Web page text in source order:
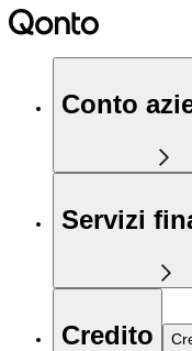
Conto
Servizi
Credito